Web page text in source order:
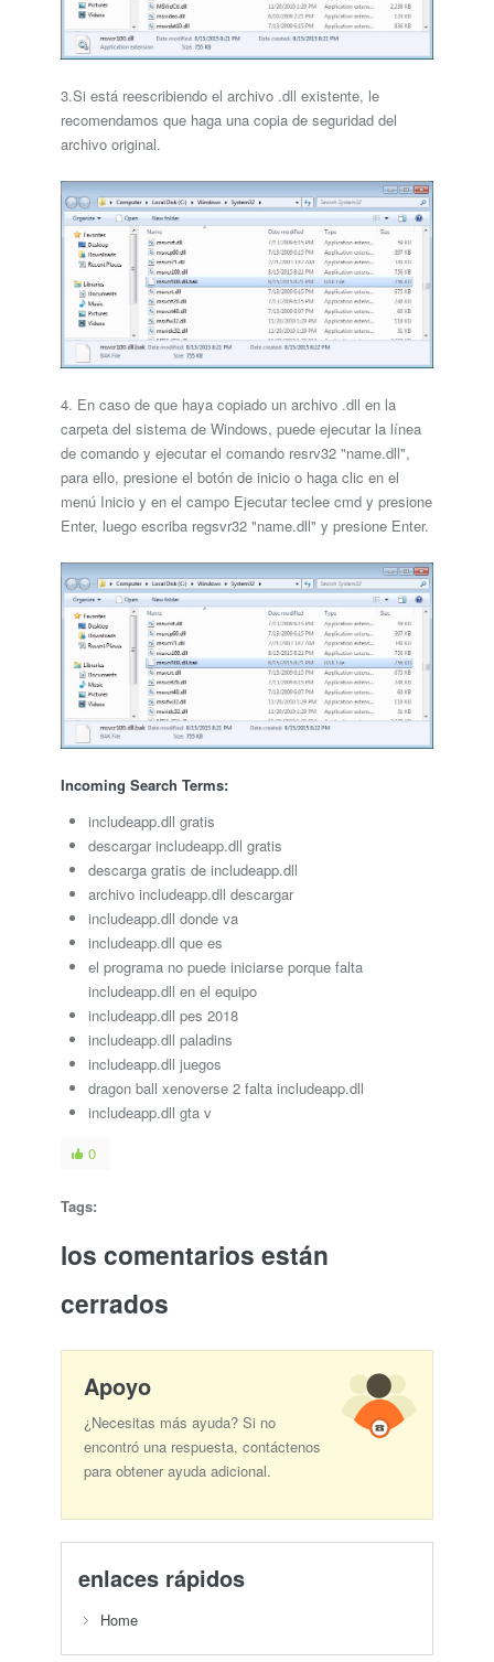
3.Si está reescribiendo el archivo .dll existente, le
recomendamos que haga una copia de seguridad del
archivo original.
4. En caso de que haya copiado un archivo .dll en la
carpeta del sistema de Windows, puede ejecutar la línea
de comando y ejecutar el comando resrv32 "name.dll",
para ello, presione el botón de inicio o haga clic en el
menú Inicio y en el campo Ejecutar teclee cmd y presione
Enter, luego escriba regsvr32 "name.dll" y presione Enter.
Incoming Search Terms:
includeapp.dll gratis
descargar includeapp.dll gratis
descarga gratis de includeapp.dll
archivo includeapp.dll descargar
includeapp.dll donde va
includeapp.dll que es
el programa no puede iniciarse porque falta
includeapp.dll en el equipo
includeapp.dll pes 2018
includeapp.dll paladins
includeapp.dll juegos
dragon ball xenoverse 2 falta includeapp.dll
includeapp.dll gta v
0
Tags:
los comentarios están
cerrados
Apoyo
¿Necesitas más ayuda? Si no
encontró una respuesta, contáctenos
para obtener ayuda adicional.
enlaces rápidos
Home